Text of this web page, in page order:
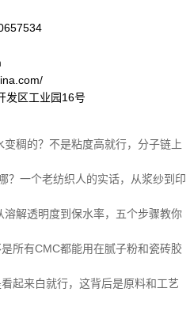
区工业园16号
稠的？不是粘度高就行，分子链上
？一个老纺织人的实话，从浆纱到印
解透明度到保水率，五个步骤教你
所有CMC都能用在腻子粉和瓷砖胶
起来白就行，这背后是原料和工艺